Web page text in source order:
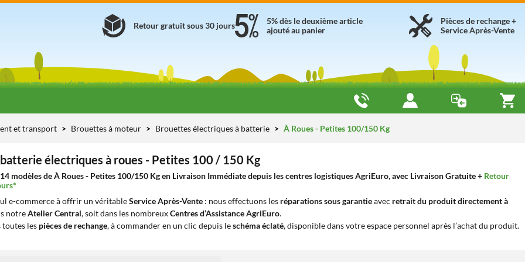
Pièces de rechange +
Service Après-Vente
5% dès le deuxième article
ajouté au panier
Retour gratuit sous 30 jours
et transport Brouettes à moteur Brouettes électriques à batterie À Roues - Petites 100/150 Kg
électriques à roues - Petites 100 / 150 Kg
modèles de À Roues - Petites 100/150 Kg en Livraison Immédiate depuis les centres logistiques AgriEuro, avec Livraison Gratuite + Retour
e-commerce à offrir un véritableService Après-Vente : nous effectuons les réparations sous garantieavec retrait du produit directement à
notreAtelier Central, soit dans les nombreuxCentres d’Assistance AgriEuro.
les pièces de rechange, à commander en un clic depuis leschéma éclaté, disponible dans votre espace personnel après l’achat du produit.